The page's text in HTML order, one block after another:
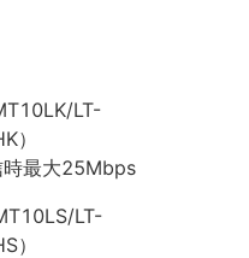
LT-
）
最大25Mbps
LT-
）